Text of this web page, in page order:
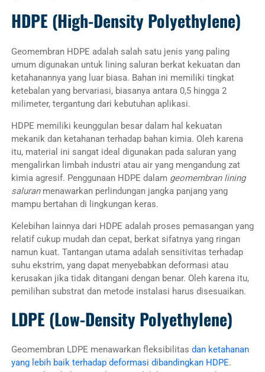
HDPE (High-Density Polyethylene)
Geomembran HDPE adalah salah satu jenis yang paling
umum digunakan untuk lining saluran berkat kekuatan dan
ketahanannya yang luar biasa. Bahan ini memiliki tingkat
ketebalan yang bervariasi, biasanya antara 0,5 hingga 2
milimeter, tergantung dari kebutuhan aplikasi.
HDPE memiliki keunggulan besar dalam hal kekuatan
mekanik dan ketahanan terhadap bahan kimia. Oleh karena
itu, material ini sangat ideal digunakan pada saluran yang
mengalirkan limbah industri atau air yang mengandung zat
kimia agresif. Penggunaan HDPE dalam geomembran lining
saluranmenawarkan perlindungan jangka panjang yang
mampu bertahan di lingkungan keras.
Kelebihan lainnya dari HDPE adalah proses pemasangan yang
relatif cukup mudah dan cepat, berkat sifatnya yang ringan
namun kuat. Tantangan utama adalah sensitivitas terhadap
suhu ekstrim, yang dapat menyebabkan deformasi atau
kerusakan jika tidak ditangani dengan benar. Oleh karena itu,
pemilihan substrat dan metode instalasi harus disesuaikan.
LDPE (Low-Density Polyethylene)
Geomembran LDPE menawarkan fleksibilitas dan ketahanan
yang lebih baik terhadap deformasi dibandingkan HDPE.